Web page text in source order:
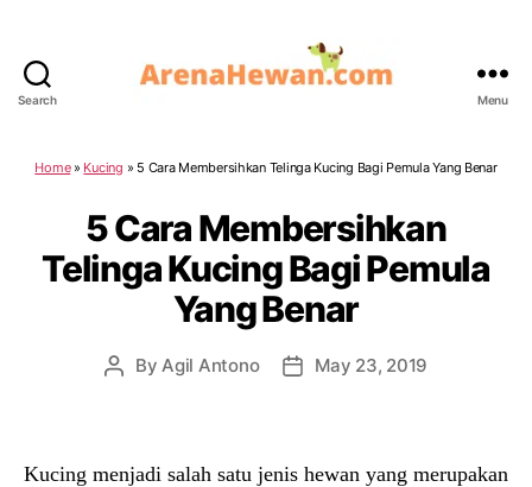
Search Menu
Home» Kucing » 5 Cara Membersihkan Telinga Kucing Bagi Pemula Yang Benar
5 Cara Membersihkan
Telinga Kucing Bagi Pemula
Yang Benar
PostByAgil Antono
PostMay 23, 2019
Kucing menjadi salah satu jenis hewan yang merupakan